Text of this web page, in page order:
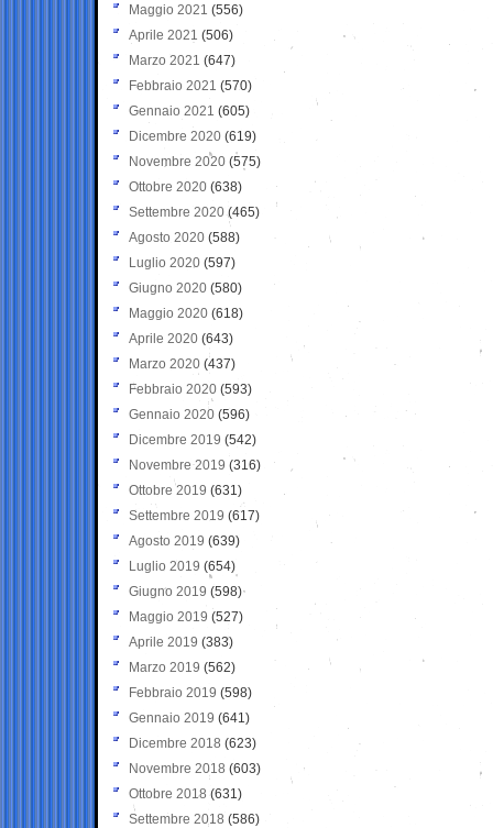
Maggio 2021 (556)
Aprile 2021 (506)
Marzo 2021 (647)
Febbraio 2021 (570)
Gennaio 2021 (605)
Dicembre 2020 (619)
Novembre 2020 (575)
Ottobre 2020 (638)
Settembre 2020(465)
Agosto 2020 (588)
Luglio 2020 (597)
Giugno 2020 (580)
Maggio 2020 (618)
Aprile 2020 (643)
Marzo 2020 (437)
Febbraio 2020 (593)
Gennaio 2020 (596)
Dicembre 2019 (542)
Novembre 2019 (316)
Ottobre 2019 (631)
Settembre 2019 (617)
Agosto 2019 (639)
Luglio 2019 (654)
Giugno 2019 (598)
Maggio 2019 (527)
Aprile 2019 (383)
Marzo 2019 (562)
Febbraio 2019 (598)
Gennaio 2019 (641)
Dicembre 2018 (623)
Novembre 2018 (603)
Ottobre 2018 (631)
Settembre 2018 (586)